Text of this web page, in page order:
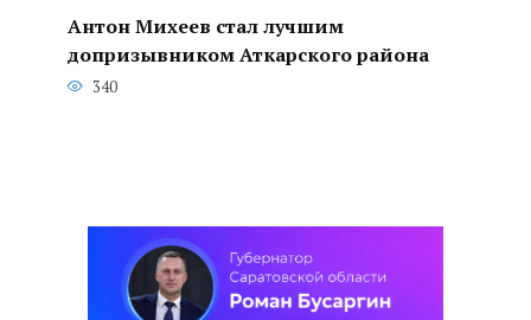
Антон Михеев стал лучшим
допризывником Аткарского района
340